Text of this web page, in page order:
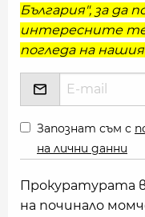
България", за да
интересните
погледа на
Запознат съм с
на лични данни
Прокуратурата
на починало